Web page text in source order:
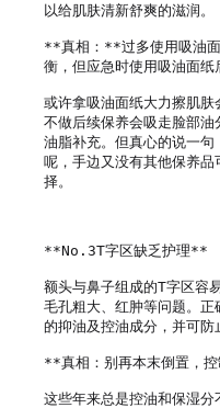
以给肌肤清新舒爽的滋润。
**真相：**过多使用吸油
衡，但应急时使用吸油面纸
或许拿吸油面纸大力擦肌
不做后续保养会吸走脸部
油脂补充。但真心的说一句
呢，手边又没有其他保养
择。
**No.3T字区缺乏护理**
额头与鼻子组成的T字区容
毛孔粗大、红肿等问题。
的抑油及控油成分，并可防
**真相：别再本末倒置，
这些年来总是控油和保湿